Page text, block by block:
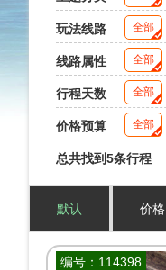
玩法线路 全部
线路属性 全部
行程天数 全部
价格预算 全部
总共找到5条行程
默认 价格
编号：114398